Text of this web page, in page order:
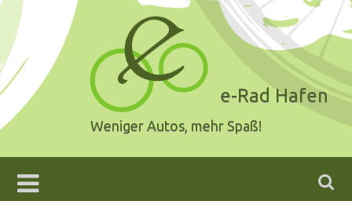
Skip
content
e-Rad Hafen
Weniger Autos, mehr Spaß!